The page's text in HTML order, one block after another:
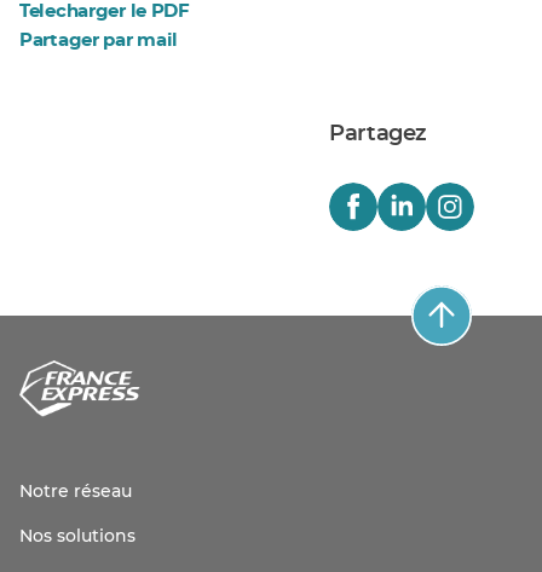
Telecharger le PDF
Partager par mail
Partagez
Notre réseau
Nos solutions